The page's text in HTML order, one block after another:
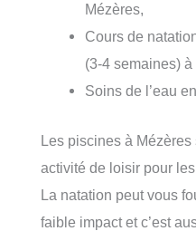
Mézères,
Cours de
(3-4 semaines) à
Soins de l’eau
Les piscines à
activité de loisir pour
La natation peut vous
faible impact et c’est